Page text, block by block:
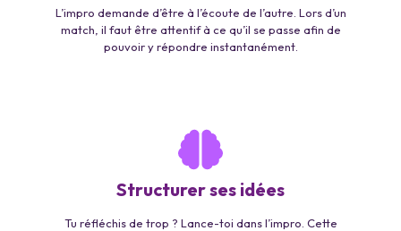
L’impro demande d’être à l’écoute de l’autre. Lors d’un
match, il faut être attentif à ce qu’il se passe afin de
pouvoir y répondre instantanément.
Structurer ses idées
Tu réfléchis de trop ? Lance-toi dans l’impro. Cette